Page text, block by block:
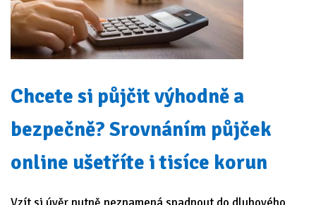
Chcete si půjčit výhodně a
bezpečně? Srovnáním půjček
online ušetříte i tisíce korun